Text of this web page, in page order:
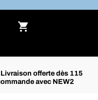
offerte dès 115
avec NEW2